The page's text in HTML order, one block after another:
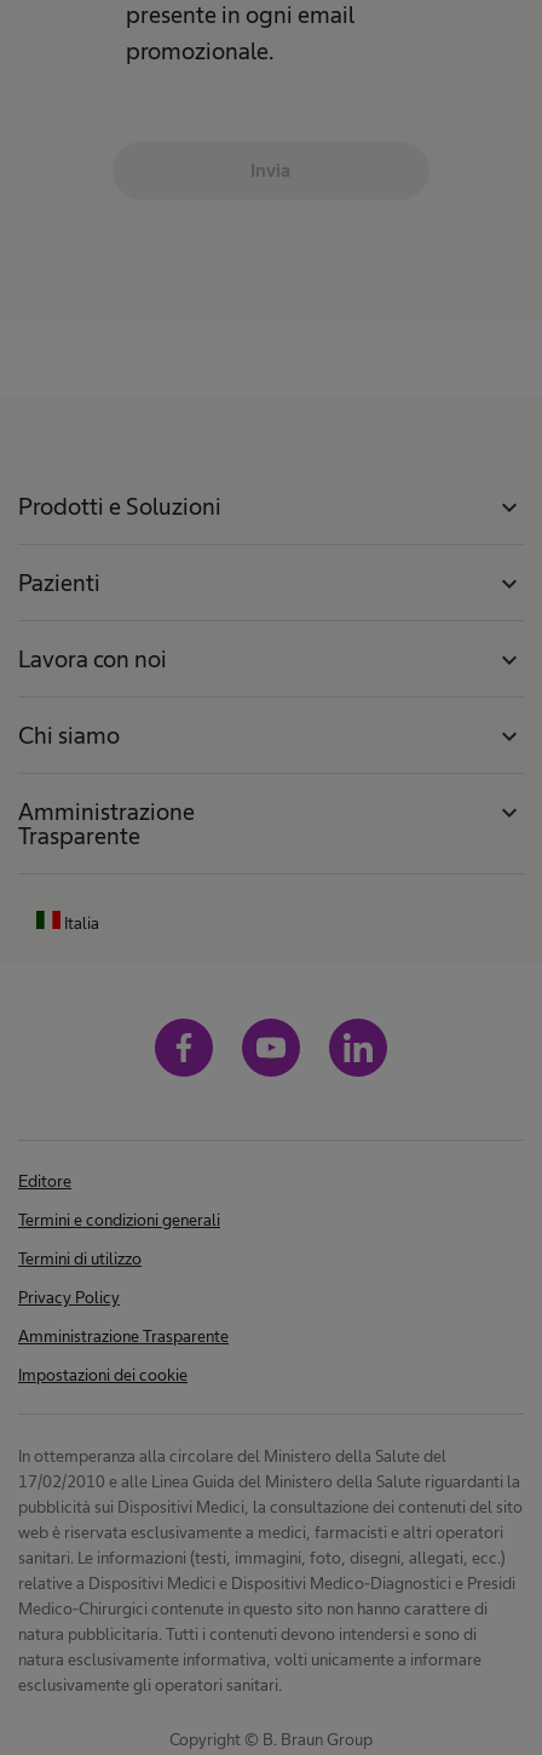
presente in ogni email
promozionale.
Invia
Prodotti e Soluzioni expand_more
Pazienti expand_more
Lavora con noi expand_more
Chi siamo expand_more
Amministrazione
Trasparente
expand_more
Italia
Editore
Termini e condizioni generali
Termini di utilizzo
Privacy Policy
Amministrazione Trasparente
Impostazioni dei cookie
In ottemperanza alla circolare del Ministero della Salute del
17/02/2010 e alle Linea Guida del Ministero della Salute riguardanti la
pubblicità sui Dispositivi Medici, la consultazione dei contenuti del sito
web è riservata esclusivamente a medici, farmacisti e altri operatori
sanitari. Le informazioni (testi, immagini, foto, disegni, allegati, ecc.)
relative a Dispositivi Medici e Dispositivi Medico-Diagnostici e Presidi
Medico-Chirurgici contenute in questo sito non hanno carattere di
natura pubblicitaria. Tutti i contenuti devono intendersi e sono di
natura esclusivamente informativa, volti unicamente a informare
esclusivamente gli operatori sanitari.
Copyright © B. Braun Group